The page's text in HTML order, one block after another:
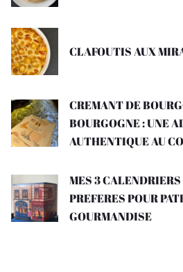
CLAFOUTIS AUX
CREMANT DE
BOURGOGNE : UNE
AUTHENTIQUE AU
MES 3 CALENDRIERS
PREFERES POUR
GOURMANDISE